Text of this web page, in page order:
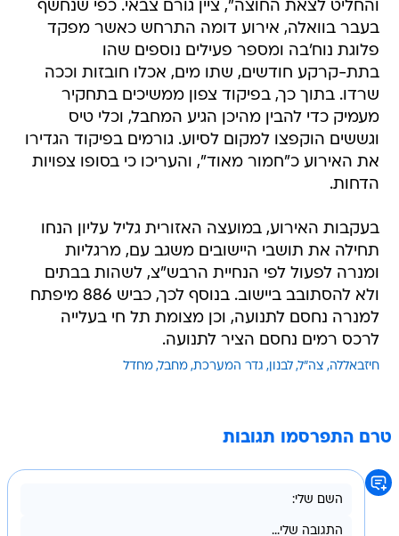
והחליט לצאת החוצה", ציין גורם צבאי. כפי שנחשף
בעבר בוואלה, אירוע דומה התרחש כאשר מפקד
פלוגת נוח'בה ומספר פעילים נוספים שהו
בתת-קרקע חודשים, שתו מים, אכלו חובזות וככה
שרדו. בתוך כך, בפיקוד צפון ממשיכים בתחקיר
מעמיק כדי להבין מהיכן הגיע המחבל, וכלי טיס
וגששים הוקפצו למקום לסיוע. גורמים בפיקוד הגדירו
את האירוע כ"חמור מאוד", והעריכו כי בסופו צפויות
הדחות.
בעקבות האירוע, במועצה האזורית גליל עליון הנחו
תחילה את תושבי היישובים משגב עם, מרגליות
ומנרה לפעול לפי הנחיית הרבש"צ, לשהות בבתים
ולא להסתובב ביישוב. בנוסף לכך, כביש 886 מיפתח
למנרה נחסם לתנועה, וכן מצומת תל חי בעלייה
לרכס רמים נחסם הציר לתנועה.
חיזבאללה צה"ל לבנון גדר המערכת מחבל מחדל
טרם התפרסמו תגובות